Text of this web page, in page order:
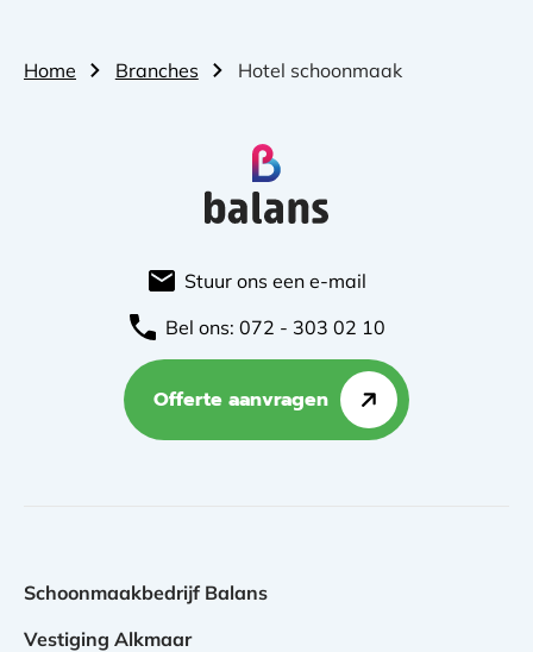
Home Branches Hotel schoonmaak
Stuur ons een e-mail
Bel ons: 072 - 303 02 10
Offerte aanvragen
Schoonmaakbedrijf Balans
Vestiging Alkmaar